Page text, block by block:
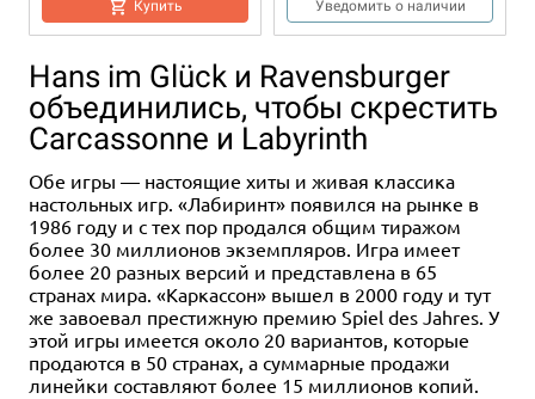
Купить Уведомить о наличии
60+
Зомбицид: Чёрная чума
2 отзыва
14 990 ₽
Купить
60+
Набор игр "Зомбицид: Чёрная
чума": "Чумовая разборка"
16 779 ₽ 23 970 ₽ -30%
Купить
Hans im Glück и Ravensburger
объединились, чтобы скрестить
Carcassonne и Labyrinth
Обе игры — настоящие хиты и живая классика
настольных игр. «Лабиринт» появился на рынке в
1986 году и с тех пор продался общим тиражом
более 30 миллионов экземпляров. Игра имеет
более 20 разных версий и представлена в 65
странах мира. «Каркассон» вышел в 2000 году и тут
же завоевал престижную премию Spiel des Jahres. У
этой игры имеется около 20 вариантов, которые
продаются в 50 странах, а суммарные продажи
линейки составляют более 15 миллионов копий.